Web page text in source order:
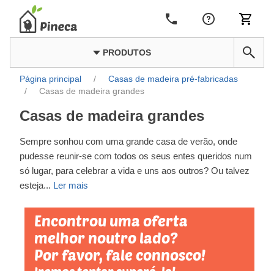
PRODUTOS
Página principal /
Casas de madeira pré-fabricadas
/
Casas de madeira grandes
Casas de madeira grandes
Sempre sonhou com uma grande casa de verão, onde
pudesse reunir-se com todos os seus entes queridos num
só lugar, para celebrar a vida e uns aos outros? Ou talvez
esteja... Ler mais
Encontrou uma oferta
melhor noutro lado?
Por favor, fale connosco!